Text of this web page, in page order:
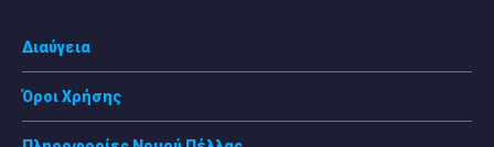
Διαύγεια
Όροι Χρήσης